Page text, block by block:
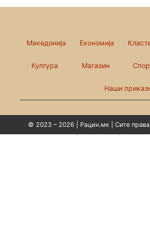
Македонија Економија
Култура Магазин
Наши
© 2023 – 2026 | Рацин.мк | Сите